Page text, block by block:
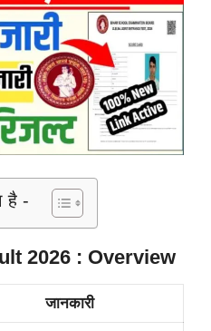
है -
2026 : Overview
जानकारी